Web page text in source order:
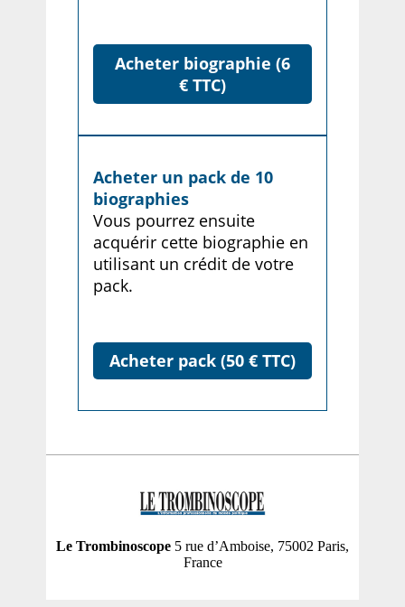
Acheter biographie (6
€ TTC)
Acheter un pack de 10
biographies
Vous pourrez ensuite
acquérir cette biographie en
utilisant un crédit de votre
pack.
Acheter pack (50 € TTC)
Le Trombinoscope 5 rue d’Amboise, 75002 Paris,
France